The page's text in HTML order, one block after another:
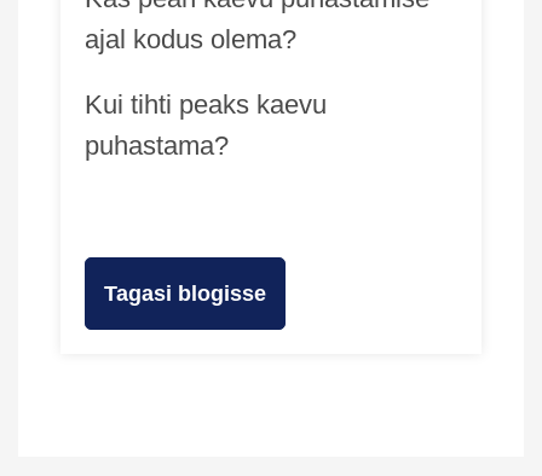
ajal kodus olema?
Kui tihti peaks kaevu
puhastama?
Tagasi blogisse